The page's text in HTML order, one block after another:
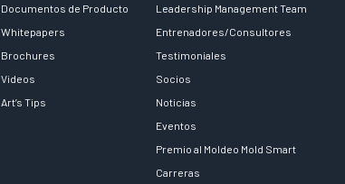
Documentos de Producto
Whitepapers
Brochures
Videos
Art’s Tips
Leadership Management Team
Entrenadores/Consultores
Testimoniales
Socios
Noticias
Eventos
Premio al Moldeo Mold Smart
Carreras